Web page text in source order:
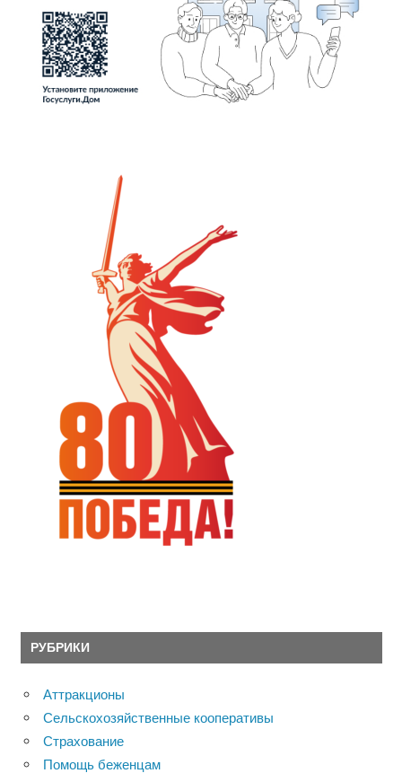
РУБРИКИ
Аттракционы
Сельскохозяйственные кооперативы
Страхование
Помощь беженцам